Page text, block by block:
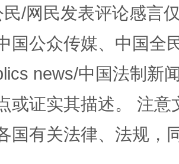
/网民发表评论感言
国公众传媒、中国全
news/中国法制新
或证实其描述。 注
国有关法律、法规，